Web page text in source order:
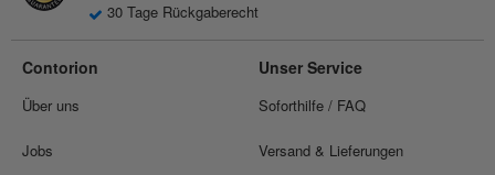
30 Tage Rückgaberecht
Contorion
Über uns
Jobs
Unser Service
Soforthilfe / FAQ
Versand & Lieferungen